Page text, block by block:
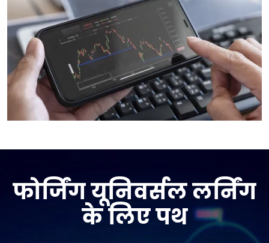
फोर्जिंग यूनिवर्सल लर्निंग
के लिए पथ